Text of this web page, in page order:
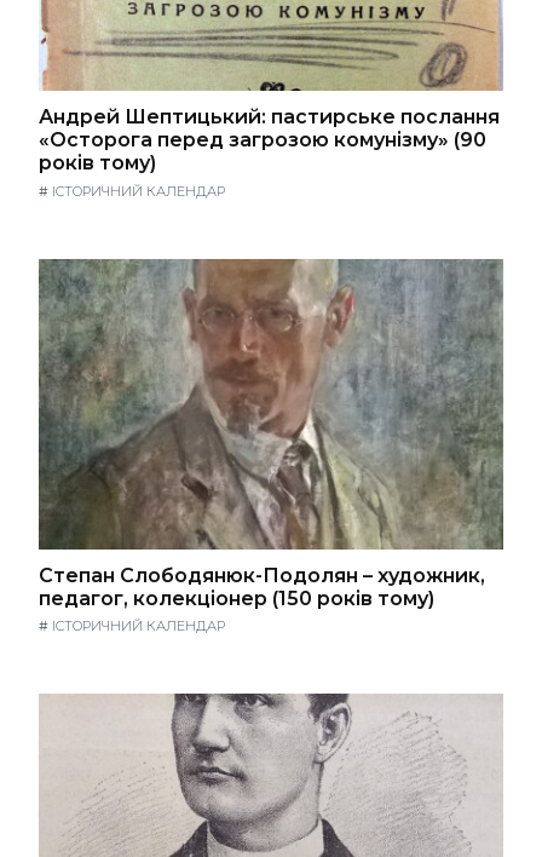
Андрей Шептицький: пастирське послання
«Осторога перед загрозою комунізму» (90
років тому)
# ІСТОРИЧНИЙ КАЛЕНДАР
Степан Слободянюк-Подолян – художник,
педагог, колекціонер (150 років тому)
# ІСТОРИЧНИЙ КАЛЕНДАР